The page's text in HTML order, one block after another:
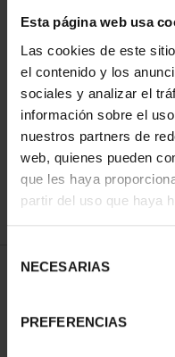
Esta página web usa
Las cookies de este
el contenido y los
sociales y analizar el
información sobre el
nuestros partners de
web, quienes pueden
que les haya
partir del uso que haya
NECESARIAS
PREFERENCIAS
ORDENAR POR:
1 Productos encontrados